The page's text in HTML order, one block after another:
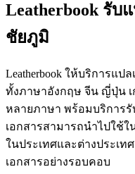
Leatherbook รับ
ชัยภูมิ
Leatherbook ให้บริการแ
ทั้งภาษาอังกฤษ จีน ญี่ปุ่น เ
หลายภาษา พร้อมบริการ
เอกสารสามารถนำไปใช้
ในประเทศและต่างประเ
เอกสารอย่างรอบคอบ